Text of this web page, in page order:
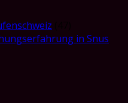
in Snus